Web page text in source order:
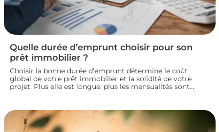
Quelle durée d’emprunt choisir pour son
prêt immobilier ?
Choisir la bonne durée d’emprunt détermine le coût
global de votre prêt immobilier et la solidité de votre
projet. Plus elle est longue, plus les mensualités sont
confortables. Voici comment trouver la durée idéale pour
votre situation financière.